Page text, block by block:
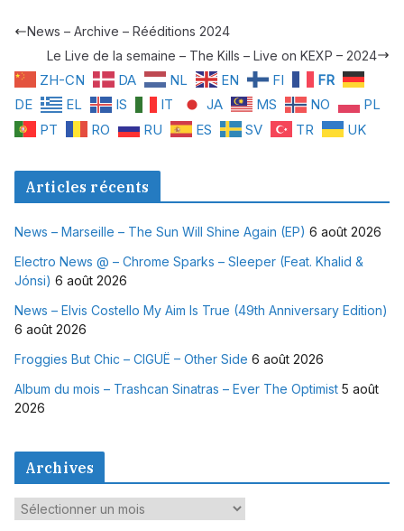
News – Archive – Rééditions 2024
Le Live de la semaine – The Kills – Live on KEXP – 2024
ZH-CN DA NL EN FI
FR
DE
EL IS IT JA MS NO
PL
PT
RO RU ES SV TR UK
Articles récents
News – Marseille – The Sun Will Shine Again (EP) 6 août 2026
Electro News @ – Chrome Sparks – Sleeper (Feat. Khalid &
Jónsi) 6 août 2026
News – Elvis Costello My Aim Is True (49th Anniversary Edition)
6 août 2026
Froggies But Chic – CIGUË – Other Side 6 août 2026
Album du mois – Trashcan Sinatras – Ever The Optimist 5 août
2026
Archives
A